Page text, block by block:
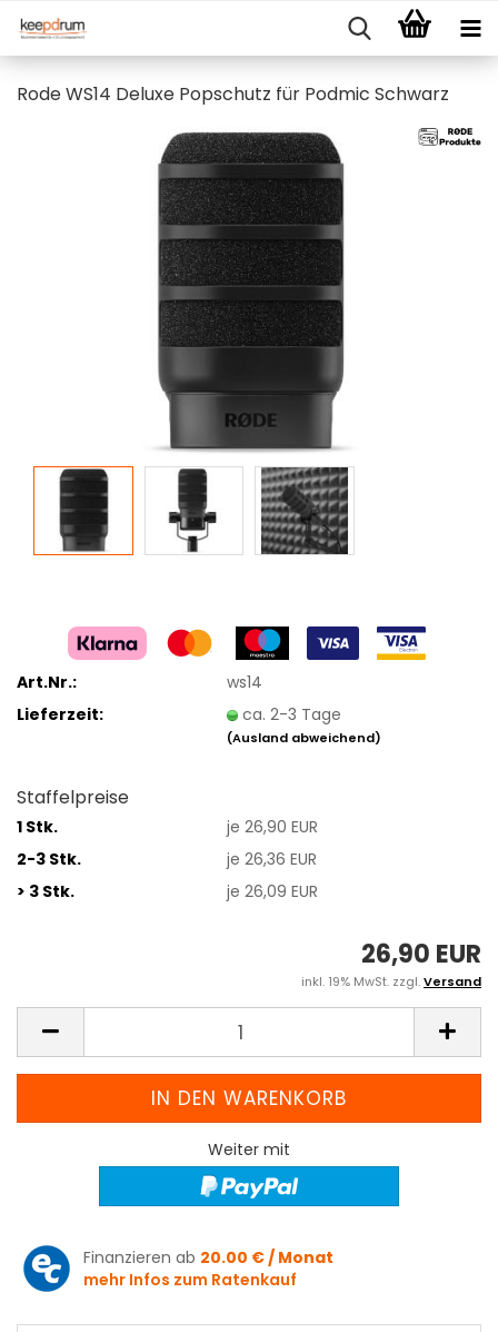
Rode WS14 Deluxe Popschutz für Podmic Schwarz
Art.Nr.:
ws14
Lieferzeit:
ca. 2-3 Tage
(Ausland abweichend)
Staffelpreise
1 Stk.
je 26,90 EUR
2-3 Stk.
je 26,36 EUR
> 3 Stk.
je 26,09 EUR
26,90 EUR
inkl. 19% MwSt. zzgl.Versand
Weiter mit
Finanzieren ab 20.00 € / Monat
mehr Infos zum Ratenkauf